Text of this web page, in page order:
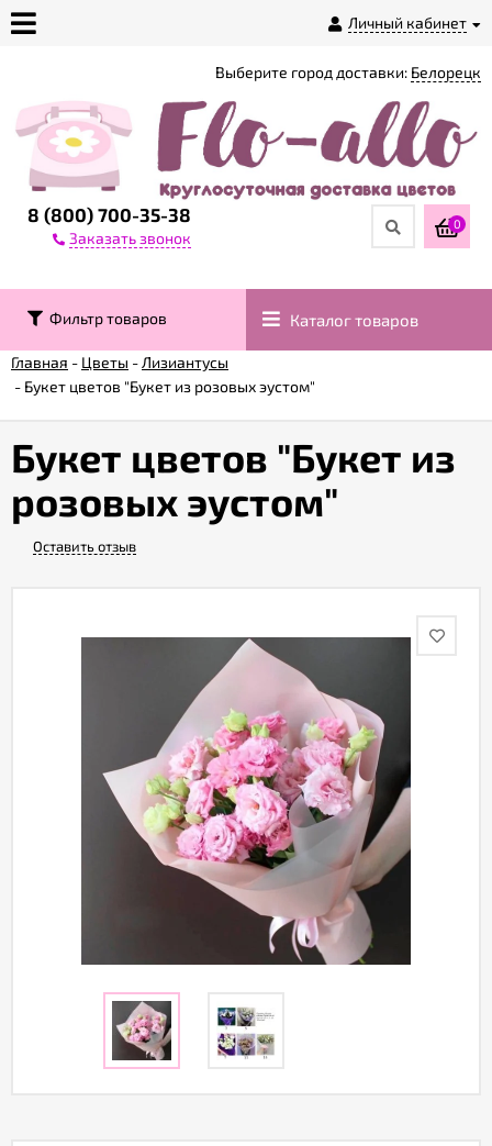
Личный кабинет
магазине
Доставка
Контакты
Возврат
Гарантии
Акции
оформить
8 (800) 700-35-38
Заказать звонок
Выберите город доставки: Белорецк
0
Фильтр товаров Каталог товаров
Главная - Цветы -Лизиантусы
- Букет цветов "Букет из розовых эустом"
Букет цветов "Букет из
розовых эустом"
Оставить отзыв